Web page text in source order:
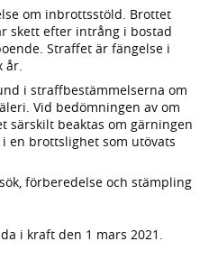
om inbrottsstöld. Brottet
skett efter intrång i bostad
Straffet är fängelse i
år.
i straffbestämmelserna om
Vid bedömningen av om
särskilt beaktas om gärningen
en brottslighet som utövats
förberedelse och stämpling
i kraft den 1 mars 2021.